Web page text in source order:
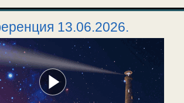
13.06.2026.